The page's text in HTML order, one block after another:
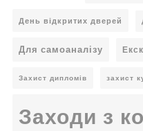
День відкритих дверей
Для самоаналізу
Захист дипломів захист
Заходи з